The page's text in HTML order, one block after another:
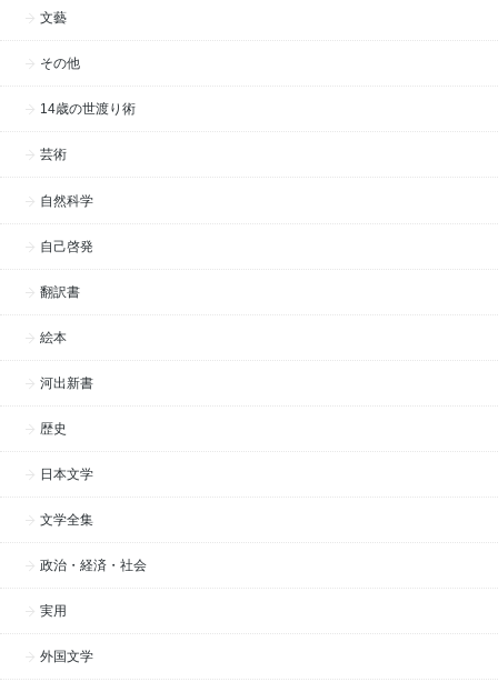
文藝
その他
14歳の世渡り術
芸術
自然科学
自己啓発
翻訳書
絵本
河出新書
歴史
日本文学
文学全集
政治・経済・社会
実用
外国文学